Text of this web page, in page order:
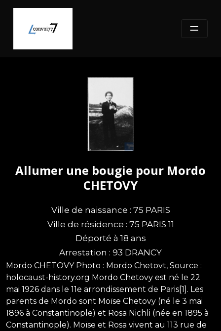
content
Allumer une bougie pour Mordo
CHETOVY
Ville de naissance : 75 PARIS
Ville de résidence : 75 PARIS 11
Déporté à 18 ans
Arrestation : 93 DRANCY
Mordo CHETOVY Photo : Mordo Chetovt, Source :
holocaust-history.org Mordo Chetovy est né le 22
mai 1926 dans le 11e arrondissement de Paris[1]. Les
parents de Mordo sont Moïse Chetovy (né le 3 mai
1896 à Constantinople) et Rosa Nichli (née en 1895 à
Constantinople). Moïse et Rosa vivent au 113 rue de